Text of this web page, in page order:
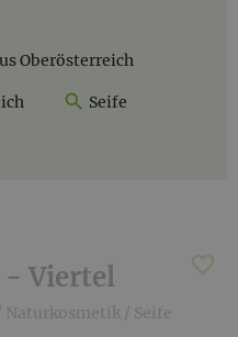
Oberösterreich
Seife
- Viertel
Naturkosmetik / Seife